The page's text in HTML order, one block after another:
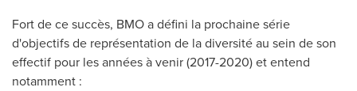
Fort de ce succès, BMO a défini la prochaine série
d'objectifs de représentation de la diversité au sein de son
effectif pour les années à venir (2017-2020) etentend
notamment :